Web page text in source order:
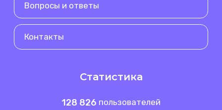
Вопросы и ответы
Контакты
Статистика
128 826 пользователей